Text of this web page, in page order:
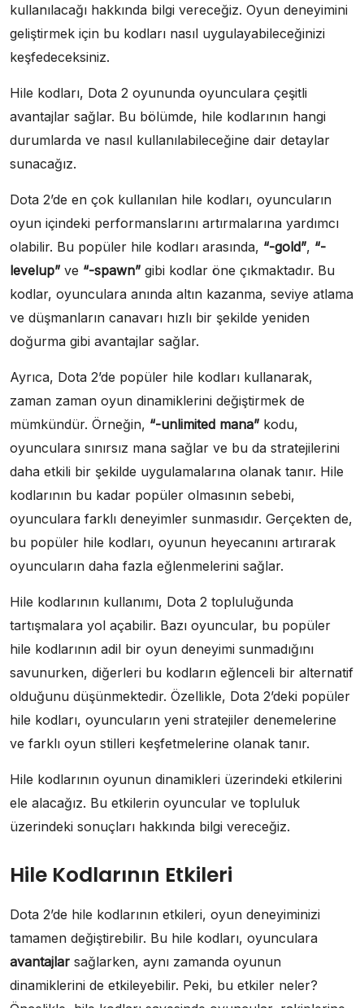
kullanılacağı hakkında bilgi vereceğiz. Oyun deneyimini
geliştirmek için bu kodları nasıl uygulayabileceğinizi
keşfedeceksiniz.
Hile kodları, Dota 2 oyununda oyunculara çeşitli
avantajlar sağlar. Bu bölümde, hile kodlarının hangi
durumlarda ve nasıl kullanılabileceğine dair detaylar
sunacağız.
Dota 2’de en çok kullanılan hile kodları, oyuncuların
oyun içindeki performanslarını artırmalarına yardımcı
olabilir. Bu popüler hile kodları arasında, “-gold”, “-
levelup” ve “-spawn” gibi kodlar öne çıkmaktadır. Bu
kodlar, oyunculara anında altın kazanma, seviye atlama
ve düşmanların canavarı hızlı bir şekilde yeniden
doğurma gibi avantajlar sağlar.
Ayrıca, Dota 2’de popüler hile kodları kullanarak,
zaman zaman oyun dinamiklerini değiştirmek de
mümkündür. Örneğin, “-unlimited mana” kodu,
oyunculara sınırsız mana sağlar ve bu da stratejilerini
daha etkili bir şekilde uygulamalarına olanak tanır. Hile
kodlarının bu kadar popüler olmasının sebebi,
oyunculara farklı deneyimler sunmasıdır. Gerçekten de,
bu popüler hile kodları, oyunun heyecanını artırarak
oyuncuların daha fazla eğlenmelerini sağlar.
Hile kodlarının kullanımı, Dota 2 topluluğunda
tartışmalara yol açabilir. Bazı oyuncular, bu popüler
hile kodlarının adil bir oyun deneyimi sunmadığını
savunurken, diğerleri bu kodların eğlenceli bir alternatif
olduğunu düşünmektedir. Özellikle, Dota 2’deki popüler
hile kodları, oyuncuların yeni stratejiler denemelerine
ve farklı oyun stilleri keşfetmelerine olanak tanır.
Hile kodlarının oyunun dinamikleri üzerindeki etkilerini
ele alacağız. Bu etkilerin oyuncular ve topluluk
üzerindeki sonuçları hakkında bilgi vereceğiz.
Hile Kodlarının Etkileri
Dota 2’de hile kodlarının etkileri, oyun deneyiminizi
tamamen değiştirebilir. Bu hile kodları, oyunculara
avantajlar sağlarken, aynı zamanda oyunun
dinamiklerini de etkileyebilir. Peki, bu etkiler neler?